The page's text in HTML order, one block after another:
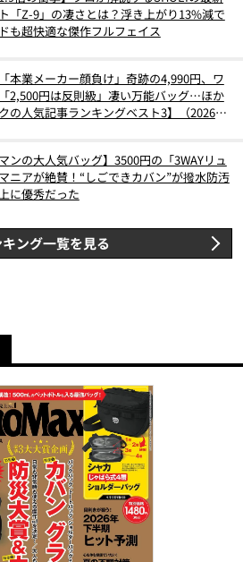
「Z-9」の凄さとは？浮き上がり13%減で
も超快適な傑作フルフェイス
本業メーカー顔負け」奇跡の4,990円、ワ
2,500円は反則級」凄い万能バッグ…ほか
クの人気記事ランキングベスト3】（2026年
ンの大人気バッグ】3500円の「3WAYリュ
ニアが絶賛！“しごできカバン”が撥水防汚
に優秀だった
キング一覧を見る